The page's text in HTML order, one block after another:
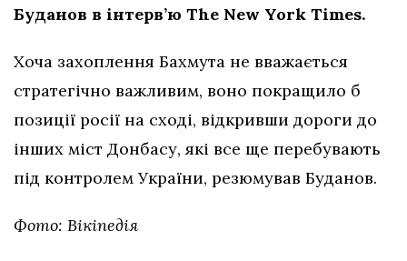
Буданов в інтерв’ю The New York Times.
Хоча захоплення Бахмута не вважається
стратегічно важливим, воно покращило б
позиції росії на сході, відкривши дороги до
інших міст Донбасу, які все ще перебувають
під контролем України, резюмував Буданов.
Фото: Вікіпедія